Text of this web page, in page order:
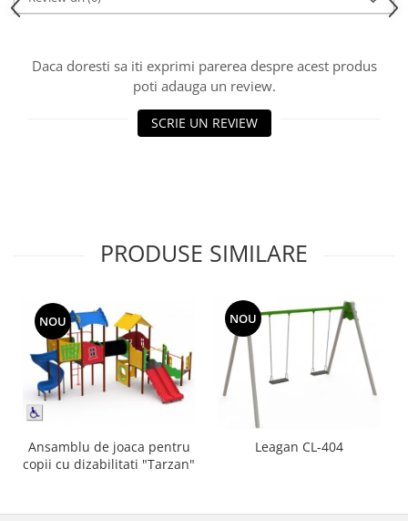
Echipamente fitness
MOBILIER URBAN
Garduri/Imprejmuiri
Panouri pentru informare/Marcaje
Daca doresti sa iti exprimi parerea despre acest produs
poti adauga un review.
SCRIE UN REVIEW
PRODUSE SIMILARE
NOU
Ansamblu de joaca pentru
copii cu dizabilitati "Tarzan"
NOU
Leagan CL-404